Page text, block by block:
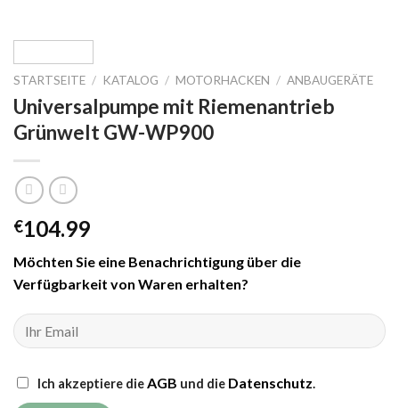
STARTSEITE / KATALOG / MOTORHACKEN / ANBAUGERÄTE
Universalpumpe mit Riemenantrieb
Grünwelt GW-WP900
€104.99
Möchten Sie eine Benachrichtigung über die
Verfügbarkeit von Waren erhalten?
Ich akzeptiere die AGB und die Datenschutz.